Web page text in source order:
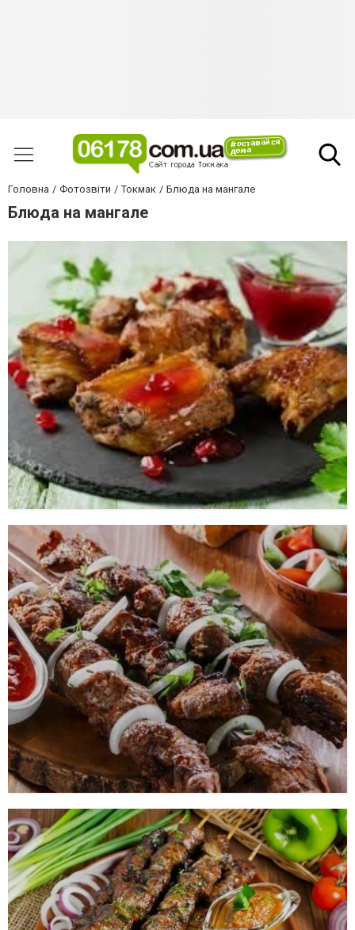
Головна Фотозвіти Токмак Блюда на мангале
Блюда на мангале